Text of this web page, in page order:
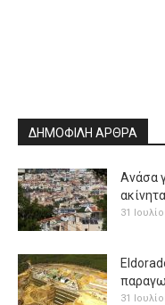
ΔΗΜΟΦΙΛΗ ΑΡΘΡΑ
Ανάσα
ακίνητα
31
31